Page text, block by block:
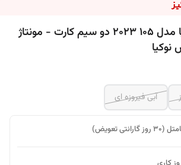
گوشی موبایل نوکیا مدل 105 2023 دو سیم‌ کارت - مونتاژ
آبی فیروزه ای